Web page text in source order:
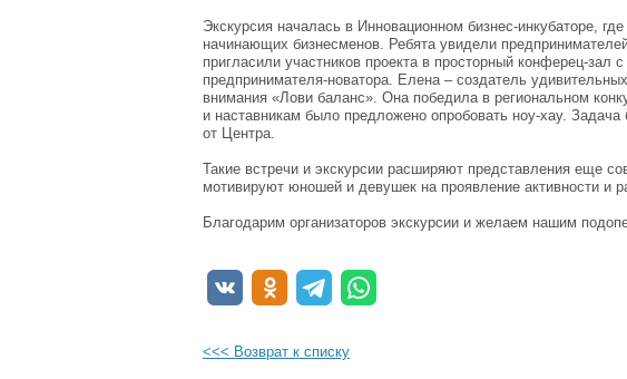
Экскурсия началась в Инновационном бизнес-инкубаторе,
начинающих бизнесменов. Ребята увидели
пригласили участников проекта в просторный конферец-
предпринимателя-новатора. Елена – создатель
внимания «Лови баланс». Она победила в региональном
и наставникам было предложено опробовать ноу-хау.
от Центра.
Такие встречи и экскурсии расширяют представления еще
мотивируют юношей и девушек на проявление активности и
Благодарим организаторов экскурсии и желаем нашим
<<< Возврат к списку